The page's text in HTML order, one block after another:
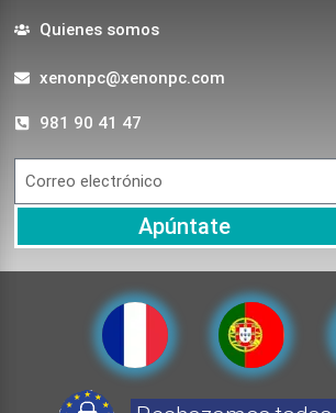
Quienes somos
xenonpc@xenonpc.com
981 90 41 47
Apúntate